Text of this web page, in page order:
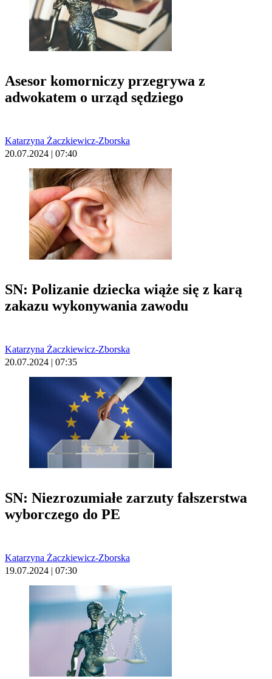
Asesor komorniczy przegrywa z
adwokatem o urząd sędziego
Katarzyna Żaczkiewicz-Zborska
20.07.2024 | 07:40
SN: Polizanie dziecka wiąże się z karą
zakazu wykonywania zawodu
Katarzyna Żaczkiewicz-Zborska
20.07.2024 | 07:35
SN: Niezrozumiałe zarzuty fałszerstwa
wyborczego do PE
Katarzyna Żaczkiewicz-Zborska
19.07.2024 | 07:30